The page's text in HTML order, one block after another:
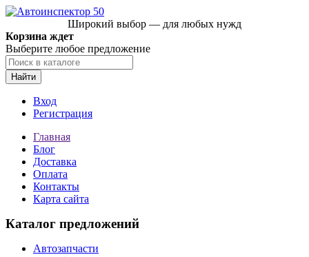
Широкий выбор — для любых нужд
Корзина ждет
Выберите любое предложение
Найти
Вход
Регистрация
Главная
Блог
Доставка
Оплата
Контакты
Карта сайта
Каталог предложений
Автозапчасти